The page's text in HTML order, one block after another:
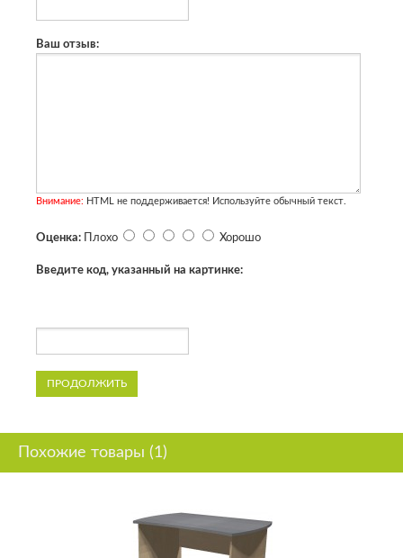
Ваш отзыв:
Внимание: HTML не поддерживается! Используйте обычный текст.
Оценка: Плохо Хорошо
Введите код, указанный на картинке:
ПРОДОЛЖИТЬ
Похожие товары (1)